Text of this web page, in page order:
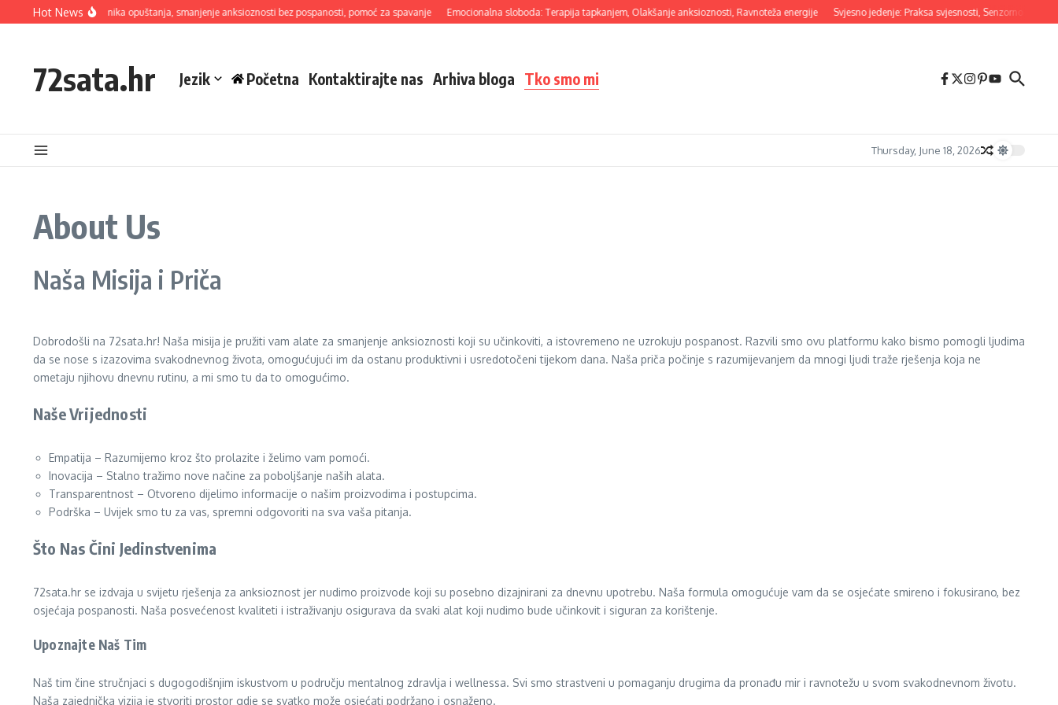
Skip to content
Hot News
8 Metoda disanja: Tehnika opuštanja, smanjenje anksioznosti bez pospanosti, pomoć za spavanje Emocionalna sloboda: Terapija tapkanjem, Olakšanje anksioznosti, Ravnoteža energije Svjesno jedenje: Praksa svjesnosti, Senzorno
72sata.hr Jezik Početna Kontaktirajte nas Arhiva bloga Tko smo mi
Thursday, June 18, 2026
About Us
Naša Misija i Priča
Dobrodošli na 72sata.hr! Naša misija je pružiti vam alate za smanjenje anksioznosti koji su učinkoviti, a istovremeno ne uzrokuju pospanost. Razvili smo ovu platformu kako bismo pomogli ljudima
da se nose s izazovima svakodnevnog života, omogućujući im da ostanu produktivni i usredotočeni tijekom dana. Naša priča počinje s razumijevanjem da mnogi ljudi traže rješenja koja ne
ometaju njihovu dnevnu rutinu, a mi smo tu da to omogućimo.
Naše Vrijednosti
Empatija – Razumijemo kroz što prolazite i želimo vam pomoći.
Inovacija – Stalno tražimo nove načine za poboljšanje naših alata.
Transparentnost – Otvoreno dijelimo informacije o našim proizvodima i postupcima.
Podrška – Uvijek smo tu za vas, spremni odgovoriti na sva vaša pitanja.
Što Nas Čini Jedinstvenima
72sata.hr se izdvaja u svijetu rješenja za anksioznost jer nudimo proizvode koji su posebno dizajnirani za dnevnu upotrebu. Naša formula omogućuje vam da se osjećate smireno i fokusirano, bez
osjećaja pospanosti. Naša posvećenost kvaliteti i istraživanju osigurava da svaki alat koji nudimo bude učinkovit i siguran za korištenje.
Upoznajte Naš Tim
Naš tim čine stručnjaci s dugogodišnjim iskustvom u području mentalnog zdravlja i wellnessa. Svi smo strastveni u pomaganju drugima da pronađu mir i ravnotežu u svom svakodnevnom životu.
Naša zajednička vizija je stvoriti prostor gdje se svatko može osjećati podržano i osnaženo.